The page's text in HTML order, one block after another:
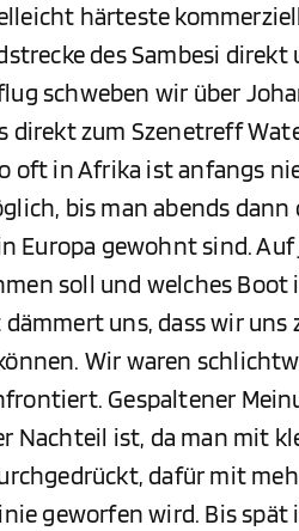
härteste
des Sambesi
schweben wir über
direkt zum Szenetreff
oft in Afrika ist anfangs
bis man abends
Europa gewohnt sind.
soll und welches
uns, dass wir
Wir waren
Gespaltener
Nachteil ist, da man mit
dafür mit
geworfen wird. Bis